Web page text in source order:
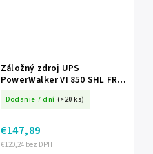
Záložný zdroj UPS
PowerWalker VI 850 SHL FR
Dodanie 7 dní (>20 ks)
€120,24 bez DPH
€147,89